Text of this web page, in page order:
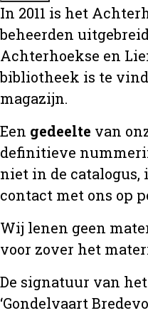
In 2011 is het
beheerden
Achterhoekse en
bibliotheek is te
magazijn.
Een gedeelte van
definitieve
niet in de
contact met ons op
Wij lenen geen
voor zover het
De signatuur van
‘Gondelvaart